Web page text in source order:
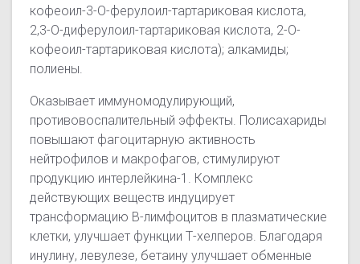
кофеоил-3-О-ферулоил-тартариковая кислота,
2,3-О-диферулоил-тартариковая кислота, 2-О-
кофеоил-тартариковая кислота); алкамиды;
полиены.
Оказывает иммуномодулирующий,
противовоспалительный эффекты. Полисахариды
повышают фагоцитарную активность
нейтрофилов и макрофагов, стимулируют
продукцию интерлейкина-1. Комплекс
действующих веществ индуцирует
трансформацию В-лимфоцитов в плазматические
клетки, улучшает функции Т-хелперов. Благодаря
инулину, левулезе, бетаину улучшает обменные